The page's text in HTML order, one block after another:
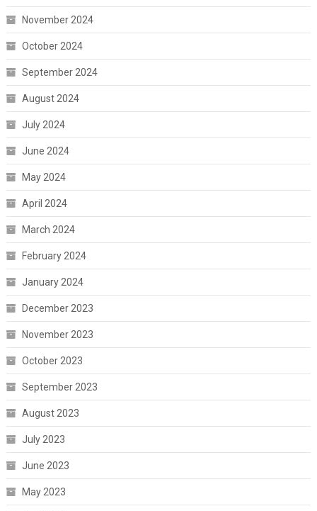
November 2024
October 2024
September 2024
August 2024
July 2024
June 2024
May 2024
April 2024
March 2024
February 2024
January 2024
December 2023
November 2023
October 2023
September 2023
August 2023
July 2023
June 2023
May 2023